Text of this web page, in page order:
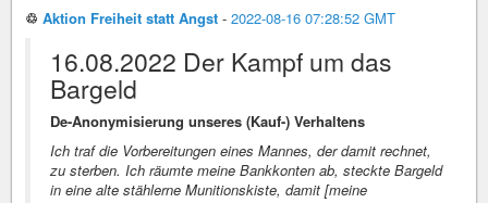
♲ Aktion Freiheit statt Angst - 2022-08-16 07:28:52 GMT
16.08.2022 Der Kampf um das
Bargeld
De-Anonymisierung unseres (Kauf-) Verhaltens
Ich traf die Vorbereitungen eines Mannes, der damit rechnet,
zu sterben. Ich räumte meine Bankkonten ab, steckte Bargeld
in eine alte stählerne Munitionskiste, damit [meine